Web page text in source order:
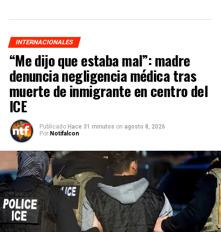
INTERNACIONALES
“Me dijo que estaba mal”: madre
denuncia negligencia médica tras
muerte de inmigrante en centro del
ICE
Publicado Hace 31 minutos on agosto 8, 2026
Por Notifalcon